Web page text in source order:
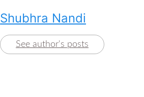
Shubhra Nandi
See author's posts